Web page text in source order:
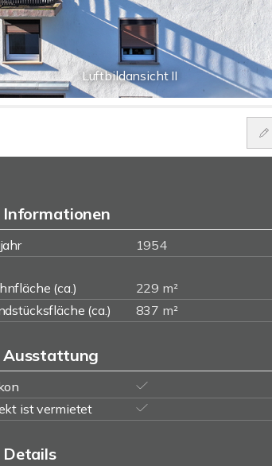
Luftbildansicht II
Informationen
1954
(ca.) 229 m²
(ca.)
837 m²
Ausstattung
ist vermietet
Details